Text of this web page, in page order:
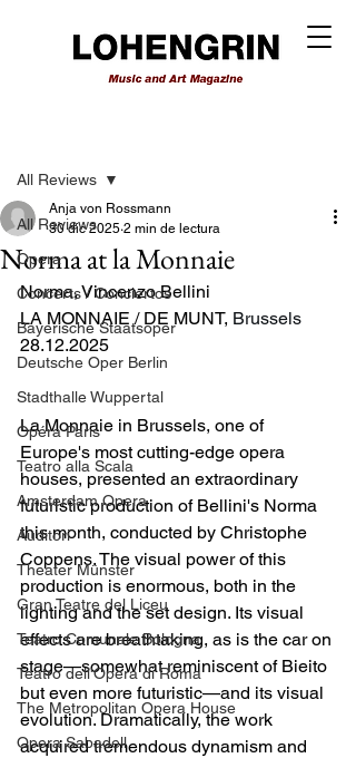
All Reviews
Opera
Concerts / Conciertos
Bayerische Staatsoper
Deutsche Oper Berlin
Stadthalle Wuppertal
Opéra Paris
Teatro alla Scala
Amsterdam Opera
Auditori
Theater Münster
Gran Teatre del Liceu
Teatro Comunale Bologna
Teatro dell'Opera di Roma
The Metropolitan Opera House
Opera Sabadell
All Reviews
Norma at la Monnaie
Anja von Rossmann
30 dic 2025 2 min de lectura
Norma, Vincenzo Bellini
LA MONNAIE / DE MUNT, Brussels
28.12.2025
La Monnaie in Brussels, one of
Europe's most cutting-edge opera
houses, presented an extraordinary
futuristic production of Bellini's Norma
this month, conducted by Christophe
Coppens. The visual power of this
production is enormous, both in the
lighting and the set design. Its visual
effects are breathtaking, as is the car on
stage—somewhat reminiscent of Bieito
but even more futuristic—and its visual
evolution. Dramatically, the work
acquired tremendous dynamism and